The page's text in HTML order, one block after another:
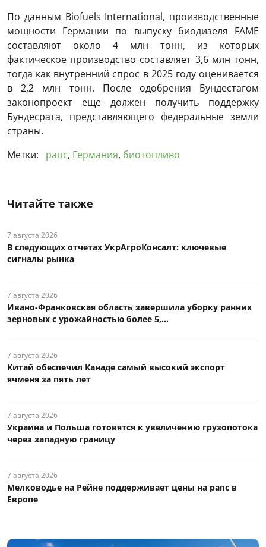
По данным Biofuels International, производственные
мощности Германии по выпуску биодизеля FAME
составляют около 4 млн тонн, из которых
фактическое производство составляет 3,6 млн тонн,
тогда как внутренний спрос в 2025 году оценивается
в 2,2 млн тонн. После одобрения Бундестагом
законопроект еще должен получить поддержку
Бундесрата, представляющего федеральные земли
страны.
Метки:
рапс, Германия, биотопливо
Читайте также
7 августа 2026
В следующих отчетах УкрАгроКонсалт: ключевые
сигналы рынка
7 августа 2026
Ивано-Франковская область завершила уборку ранних
зерновых с урожайностью более 5,...
7 августа 2026
Китай обеспечил Канаде самый высокий экспорт
ячменя за пять лет
7 августа 2026
Украина и Польша готовятся к увеличению грузопотока
через западную границу
7 августа 2026
Мелководье на Рейне поддерживает цены на рапс в
Европе